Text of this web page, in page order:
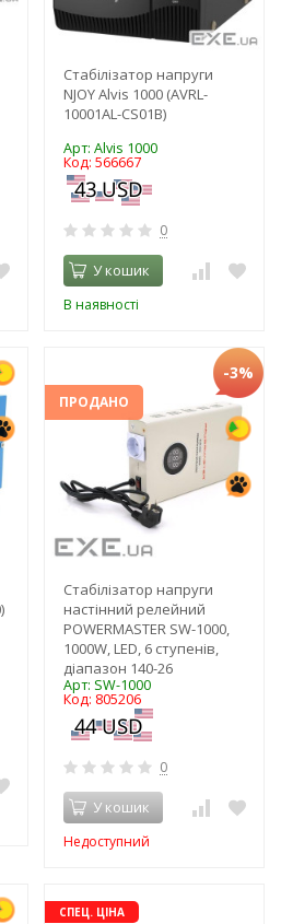
Стабілізатор напруги
NJOY Alvis 1000 (AVRL-
10001AL-CS01B)
Арт: Alvis 1000
Код: 566667
0
У кошик
В наявності
ПРОДАНО
-3%
Стабілізатор напруги
настінний релейний
POWERMASTER SW-1000,
1000W, LED, 6 ступенів,
діапазон 140-26
Арт: SW-1000
Код: 805206
0
У кошик
Недоступний
СПЕЦ. ЦІНА